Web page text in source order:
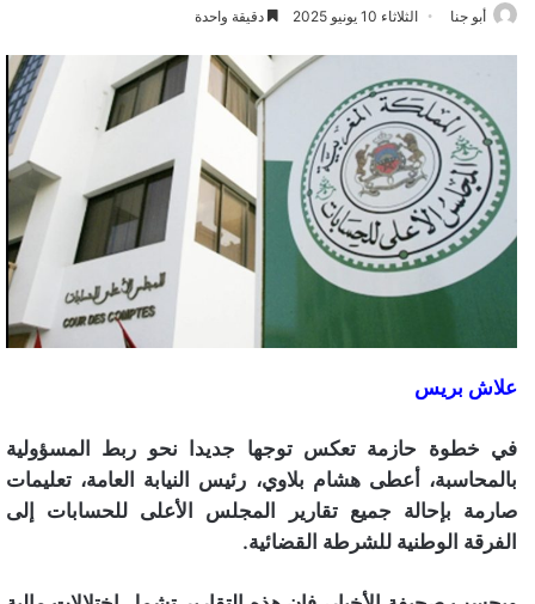
أبو جنا الثلاثاء 10 يونيو 2025 دقيقة واحدة
علاش بريس
في خطوة حازمة تعكس توجها جديدا نحو ربط المسؤولية
بالمحاسبة، أعطى هشام بلاوي، رئيس النيابة العامة، تعليمات
صارمة بإحالة جميع تقارير المجلس الأعلى للحسابات إلى
الفرقة الوطنية للشرطة القضائية.